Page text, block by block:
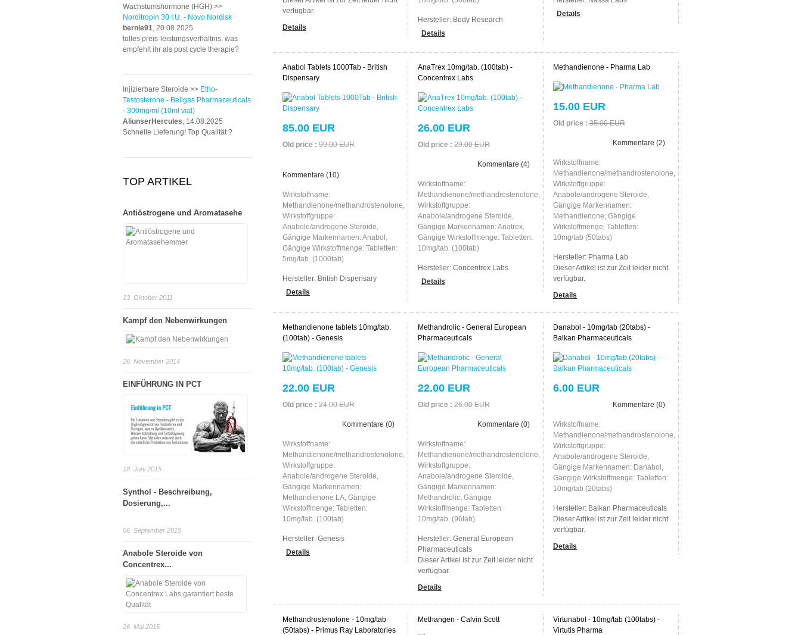
verfügbar.
Details
Hersteller: Body Research
Details
Details
Anabol Tablets 1000Tab - British
Dispensary
85.00 EUR
Old price : 99.00 EUR
Kommentare (10)
Wirkstoffname:
Methandienone/methandrostenolone,
Wirkstoffgruppe:
Anabole/androgene Steroide,
Gängige Markennamen: Anabol,
Gängige Wirkstoffmenge: Tabletten:
5mg/tab. (1000tab)
Hersteller: British Dispensary
Details
AnaTrex 10mg/tab. (100tab) -
Concentrex Labs
26.00 EUR
Old price : 29.00 EUR
Kommentare (4)
Wirkstoffname:
Methandienone/methandrostenolone,
Wirkstoffgruppe:
Anabole/androgene Steroide,
Gängige Markennamen: Anatrex,
Gängige Wirkstoffmenge: Tabletten:
10mg/tab. (100tab)
Hersteller: Concentrex Labs
Details
Methandienone - Pharma Lab
15.00 EUR
Old price : 35.00 EUR
Kommentare (2)
Wirkstoffname:
Methandienone/methandrostenolone,
Wirkstoffgruppe:
Anabole/androgene Steroide,
Gängige Markennamen:
Methandienone, Gängige
Wirkstoffmenge: Tabletten:
10mg/tab (50tabs)
Hersteller: Pharma Lab
Dieser Artikel ist zur Zeit leider nicht
verfügbar.
Details
Methandienone tablets 10mg/tab.
(100tab) - Genesis
22.00 EUR
Old price : 24.00 EUR
Kommentare (0)
Wirkstoffname:
Methandienone/methandrostenolone,
Wirkstoffgruppe:
Anabole/androgene Steroide,
Gängige Markennamen:
Methandienone LA, Gängige
Wirkstoffmenge: Tabletten:
10mg/tab. (100tab)
Hersteller: Genesis
Details
Methandrolic - General European
Pharmaceuticals
22.00 EUR
Old price : 26.00 EUR
Kommentare (0)
Wirkstoffname:
Methandienone/methandrostenolone,
Wirkstoffgruppe:
Anabole/androgene Steroide,
Gängige Markennamen:
Methandrolic, Gängige
Wirkstoffmenge: Tabletten:
10mg/tab. (96tab)
Hersteller: General European
Pharmaceuticals
Dieser Artikel ist zur Zeit leider nicht
verfügbar.
Details
Danabol - 10mg/tab (20tabs) -
Balkan Pharmaceuticals
6.00 EUR
Kommentare (0)
Wirkstoffname:
Methandienone/methandrostenolone,
Wirkstoffgruppe:
Anabole/androgene Steroide,
Gängige Markennamen: Danabol,
Gängige Wirkstoffmenge: Tabletten:
10mg/tab (20tabs)
Hersteller: Balkan Pharmaceuticals
Dieser Artikel ist zur Zeit leider nicht
verfügbar.
Details
Methandrostenolone - 10mg/tab
(50tabs) - Primus Ray Laboratories
Methangen - Calvin Scott
Virtunabol - 10mg/tab (100tabs) -
Virtutis Pharma
Wachstumshormone (HGH) >>
Norditropin 30 I.U. - Novo Nordisk
bernie91, 20.08.2025
tolles preis-leistungsverhältnis, was
empfehlt ihr als post cycle therapie?
Injizierbare Steroide >> Etho-
Testosterone - Beligas Pharmaceuticals
- 300mg/ml (10ml vial)
AliunserHercules, 14.08.2025
Schnelle Lieferung! Top Qualität ?
TOP ARTIKEL
Antiöstrogene und Aromatasehe
13. Oktober 2011
Kampf den Nebenwirkungen
26. November 2014
EINFÜHRUNG IN PCT
18. Juni 2015
Synthol - Beschreibung,
Dosierung,...
06. September 2015
Anabole Steroide von
Concentrex...
26. Mai 2015